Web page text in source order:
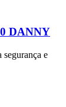
DANNY
e